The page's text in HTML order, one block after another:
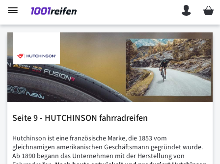
Mein
Seite 9 - HUTCHINSON fahrradreifen
Hutchinson ist eine französische Marke, die 1853 vom
gleichnamigen amerikanischen Geschäftsmann gegründet wurde.
Ab 1890 begann das Unternehmen mit der Herstellung von